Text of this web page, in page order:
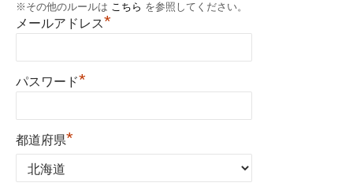
※その他のルールは こちら を参照してください。
メールアドレス*
パスワード*
都道府県*